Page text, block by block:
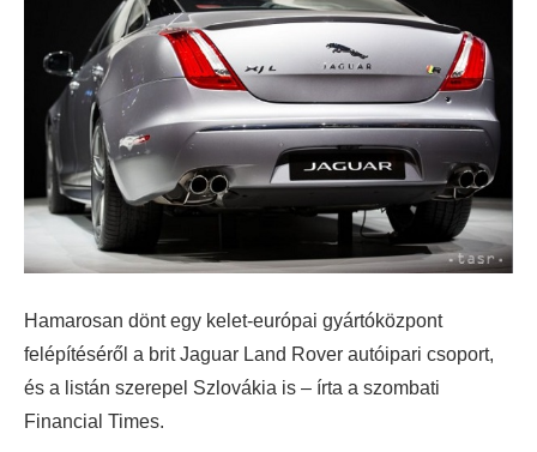
Hamarosan dönt egy kelet-európai gyártóközpont
felépítéséről a brit Jaguar Land Rover autóipari csoport,
és a listán szerepel Szlovákia is – írta a szombati
Financial Times.